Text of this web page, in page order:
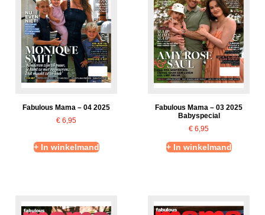
Fabulous Mama – 04 2025
€ 6,95
+ In winkelmand
Fabulous Mama – 03 2025
Babyspecial
€ 6,95
+ In winkelmand